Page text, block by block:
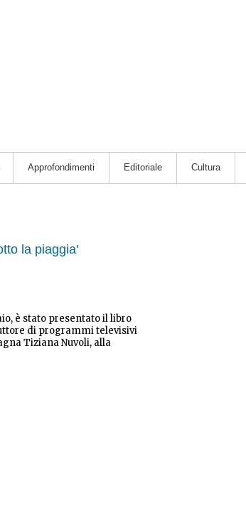
Approfondimenti Editoriale Cultura
la piaggia'
è stato presentato il libro
di programmi televisivi
Tiziana Nuvoli, alla